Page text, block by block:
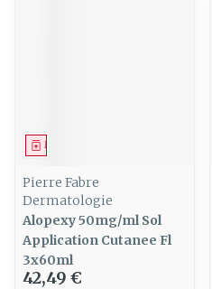
Médicament
Pierre Fabre
Dermatologie
Alopexy 50mg/ml Sol
Application Cutanee Fl
3x60ml
42,49 €